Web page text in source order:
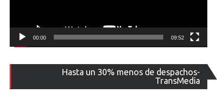
00:00 09:52
Hasta un 30% menos de despachos-
TransMedia
de